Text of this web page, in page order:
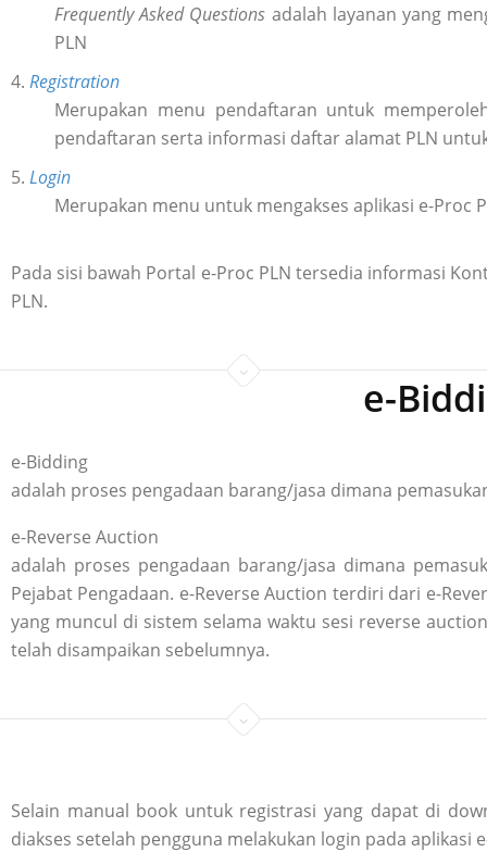
Frequently Asked Questions adalah layanan yang
PLN
4. Registration
Merupakan menu pendaftaran untuk
pendaftaran serta informasi daftar alamat PLN
5. Login
Merupakan menu untuk mengakses aplikasi e-
Pada sisi bawah Portal e-Proc PLN tersedia informasi
PLN.
e-
e-Bidding
adalah proses pengadaan barang/jasa dimana
e-Reverse Auction
adalah proses pengadaan barang/jasa dimana
Pejabat Pengadaan. e-Reverse Auction terdiri dari e-
yang muncul di sistem selama waktu sesi reverse
telah disampaikan sebelumnya.
Selain manual book untuk registrasi yang dapat di
diakses setelah pengguna melakukan login pada aplikasi